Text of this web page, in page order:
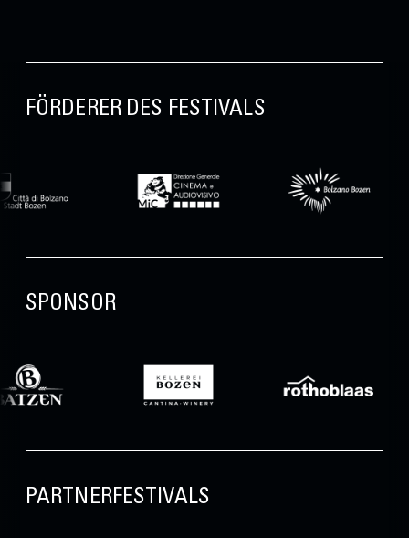
FÖRDERER DES FESTIVALS
SPONSOR
PARTNERFESTIVALS